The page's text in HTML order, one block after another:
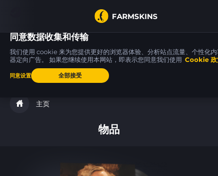
FARMSKINS
Re.built WW 45
主页
物品
同意数据收集和传输
我们使用 cookie 来为您提供更好的浏览器体验、分析站点流量、个性化
器定向广告。 如果您继续使用本网站，即表示您同意我们使用 Cookie 政
同意设置 全部接受